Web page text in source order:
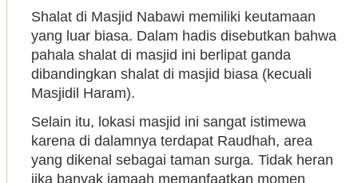
Shalat di Masjid Nabawi memiliki keutamaan
yang luar biasa. Dalam hadis disebutkan bahwa
pahala shalat di masjid ini berlipat ganda
dibandingkan shalat di masjid biasa (kecuali
Masjidil Haram).
Selain itu, lokasi masjid ini sangat istimewa
karena di dalamnya terdapat Raudhah, area
yang dikenal sebagai taman surga. Tidak heran
jika banyak jamaah memanfaatkan momen